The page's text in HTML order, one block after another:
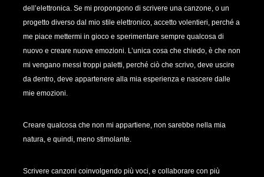
dell’elettronica. Se mi propongono di scrivere una canzone, o un
progetto diverso dal mio stile elettronico, accetto volentieri, perché a
me piace mettermi in gioco e sperimentare sempre qualcosa di
nuovo e creare nuove emozioni. L’unica cosa che chiedo, è che non
mi vengano messi troppi paletti, perché ciò che scrivo, deve uscire
da dentro, deve appartenere alla mia esperienza e nascere dalle
mie emozioni.
Creare qualcosa che non mi appartiene, non sarebbe nella mia
natura, e quindi, meno stimolante.
Scrivere canzoni coinvolgendo più voci, e collaborare con più